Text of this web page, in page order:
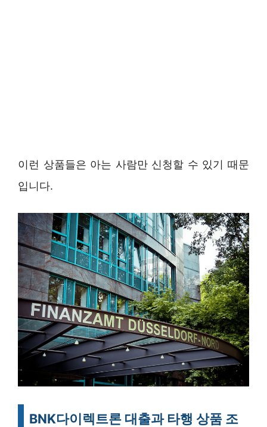
이런 상품들은 아는 사람만 신청할 수 있기 때문
입니다.
BNK다이렉트론 대출과 타행 상품 조